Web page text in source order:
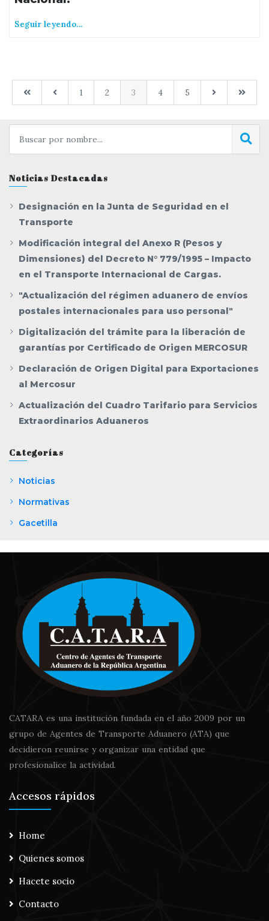
Seguir leyendo...
1 2 3 4 5
Noticias Destacadas
Designación en la Junta de Seguridad en el
Transporte
Modificación integral del Anexo R (Pesos y
Dimensiones) del Decreto N° 779/1995 – Impacto
en el Transporte Internacional de Cargas.
"Actualización del régimen aduanero de envíos
postales internacionales para uso personal"
Digitalización del trámite para la liberación de
garantías por Certificado de Origen MERCOSUR
Declaración de Origen Digital para Exportaciones
al Mercosur
Actualización del Cuadro Tarifario para Servicios
Extraordinarios Aduaneros
Categorías
Noticias
Normativas
Gacetilla
CATARA es una institución fundada en el año 2009 por un
grupo de Agentes de Transporte Aduanero (ATA) que
decidieron reunirse y organizar una entidad que
profesionalice la actividad.
Accesos rápidos
Home
Quienes somos
Hacete socio
Contacto